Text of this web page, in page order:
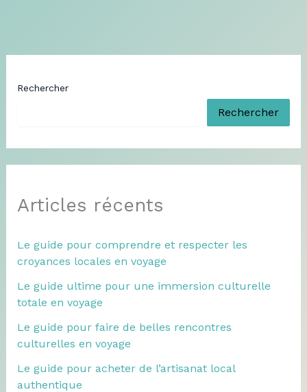
Rechercher
Rechercher
Articles récents
Le guide pour comprendre et respecter les
croyances locales en voyage
Le guide ultime pour une immersion culturelle
totale en voyage
Le guide pour faire de belles rencontres
culturelles en voyage
Le guide pour acheter de l’artisanat local
authentique